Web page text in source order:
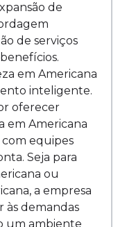
de
de serviços
em Americana
inteligente.
oferecer
em Americana
equipes
Seja para
ou
a empresa
às demandas
um ambiente